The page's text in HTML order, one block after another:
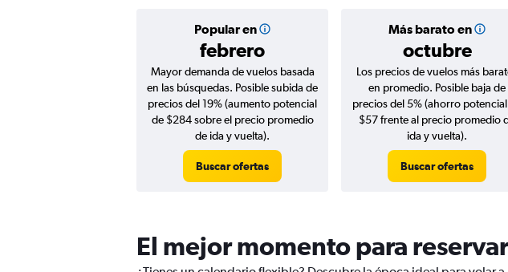
Popular en
febrero
Más barato en
octubre
Mayor demanda de vuelos basada
en las búsquedas. Posible subida de
precios del 19% (aumento potencial
de $284 sobre el precio promedio
de ida y vuelta).
Buscar ofertas
Los precios de vuelos más
en promedio. Posible baja de
precios del 5% (ahorro
$57 frente al precio promedio
ida y vuelta).
Buscar ofertas
El mejor momento para